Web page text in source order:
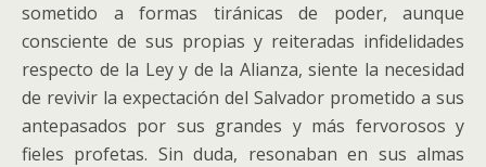
sometido a formas tiránicas de poder, aunque
consciente de sus propias y reiteradas infidelidades
respecto de la Ley y de la Alianza, siente la necesidad
de revivir la expectación del Salvador prometido a sus
antepasados por sus grandes y más fervorosos y
fieles profetas. Sin duda, resonaban en sus almas